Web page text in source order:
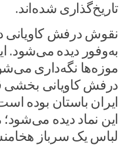
تاریخ‌گذاری شده‌اند.
نقوش درفش کاویانی
به‌وفور دیده می‌شود.
موزه‌ها نگه‌داری
درفش کاویانی بخشی
ایران باستان بوده
این نماد دیده
لباس یک سرباز